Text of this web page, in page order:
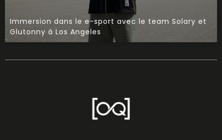
Immersion dans le e-sport avec le team Solary et
Glutonny à Los Angeles